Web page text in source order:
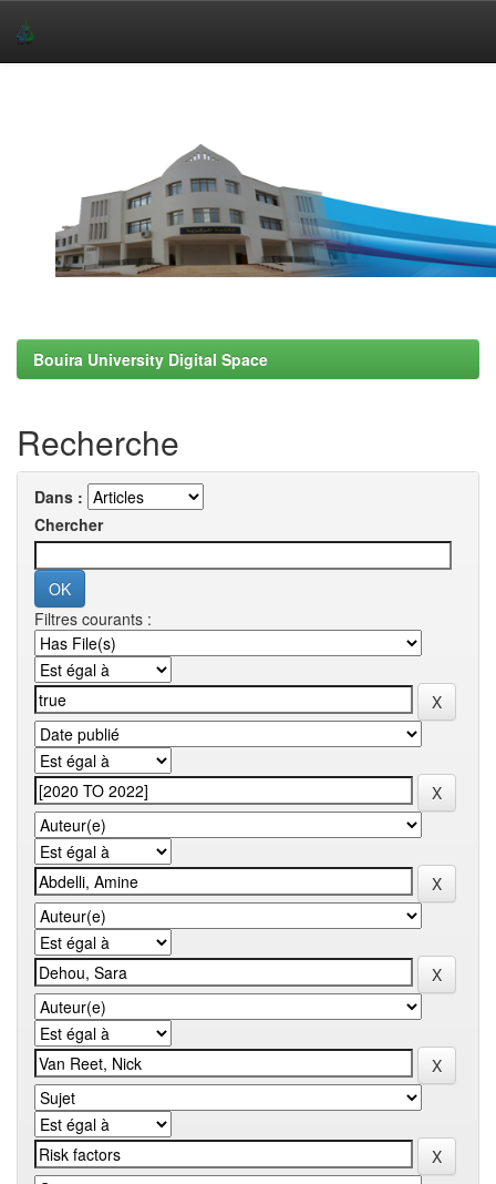
Bouira University Digital Space
Recherche
Dans :
Chercher
Filtres courants :